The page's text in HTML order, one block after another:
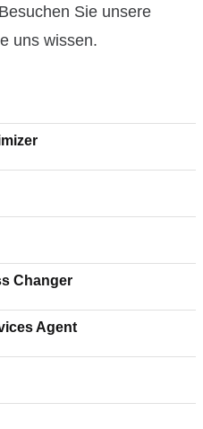
Sie unsere
uns wissen.
Changer
Agent